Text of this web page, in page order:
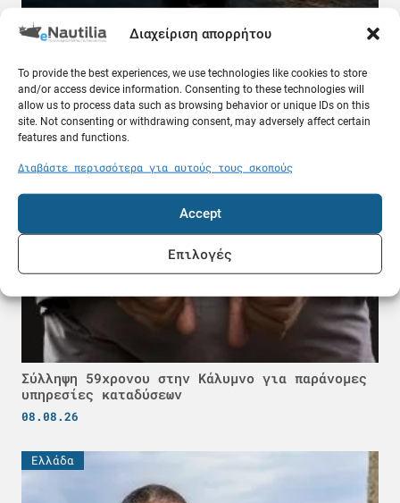
Διαχείριση απορρήτου
To provide the best experiences, we use technologies like cookies to store
and/or access device information. Consenting to these technologies will
allow us to process data such as browsing behavior or unique IDs on this
site. Not consenting or withdrawing consent, may adversely affect certain
features and functions.
Διαβάστε περισσότερα για αυτούς τους σκοπούς
Accept
Επιλογές
δεξαμενόπλοια: Τι συμβαίνει στον Περσικό
Κόλπο
08.08.26
Ελλάδα
Σύλληψη 59χρονου στην Κάλυμνο για παράνομες
υπηρεσίες καταδύσεων
08.08.26
Ελλάδα